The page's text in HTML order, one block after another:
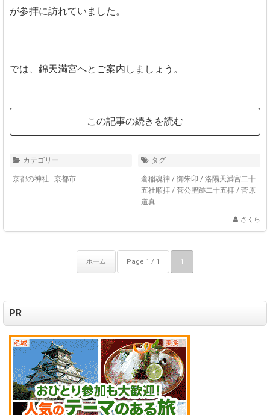
が参拝に訪れていました。
では、錦天満宮へとご案内しましょう。
この記事の続きを読む
カテゴリー
京都の神社 - 京都市
タグ
倉稲魂神 / 御朱印 / 洛陽天満宮二十
五社順拝 / 菅公聖跡二十五拝 / 菅原
道真
さくら
ホーム Page 1 / 1 1
PR